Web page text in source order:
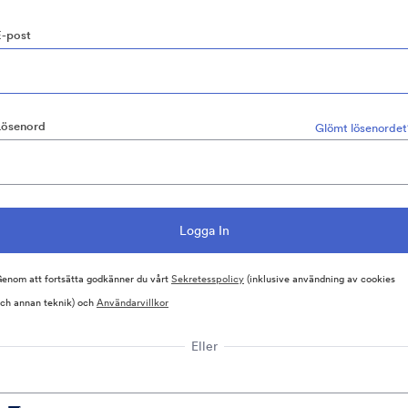
post
Glömt
att fortsätta godkänner du vårtSekretesspolicy(inklusive användning av cookies
annan teknik) ochAnvändarvillkor
Eller